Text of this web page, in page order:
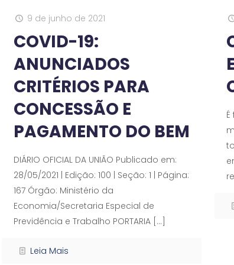
9 de junho de 2021
COVID-19:
ANUNCIADOS
CRITÉRIOS PARA
CONCESSÃO E
PAGAMENTO DO BEM
DIÁRIO OFICIAL DA UNIÃO Publicado em:
28/05/2021 | Edição: 100 | Seção: 1 | Página:
167 Órgão: Ministério da
Economia/Secretaria Especial de
Previdência e Trabalho PORTARIA[…]
Leia Mais